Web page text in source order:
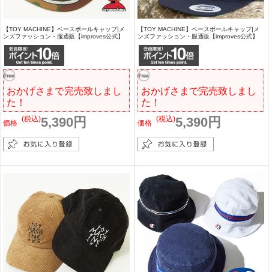
【TOY MACHINE】ベースボールキャップ|メ
ンズファッション・服通販【improves公式】
おかげさまで完売致しまし
た！
価格 5,390円
(税込)
【TOY MACHINE】ベースボールキャップ|メ
ンズファッション・服通販【improves公式】
おかげさまで完売致しまし
た！
価格 5,390円
(税込)